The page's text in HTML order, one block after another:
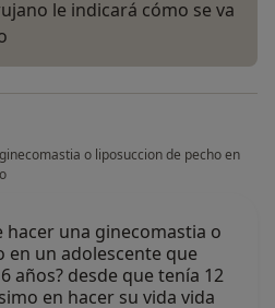
le indicará cómo se va
o liposuccion de pecho en
hacer una ginecomastia o
en un adolescente que
años? desde que tenía 12
en hacer su vida vida